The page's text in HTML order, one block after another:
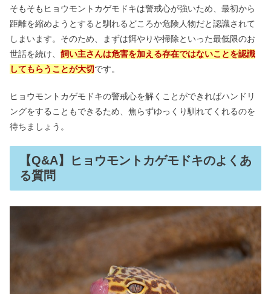
そもそもヒョウモントカゲモドキは警戒心が強いため、最初から
距離を縮めようとすると馴れるどころか危険人物だと認識されて
しまいます。そのため、まずは餌やりや掃除といった最低限のお
世話を続け、 飼い主さんは危害を加える存在ではないことを認識
してもらうことが大切です。
ヒョウモントカゲモドキの警戒心を解くことができればハンドリ
ングをすることもできるため、焦らずゆっくり馴れてくれるのを
待ちましょう。
【Q&A】ヒョウモントカゲモドキのよくあ
る質問